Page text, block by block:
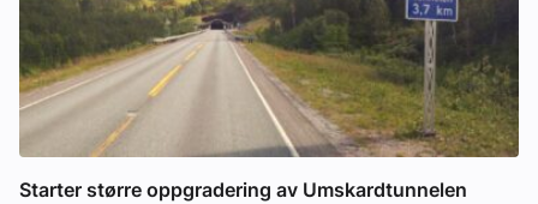
Starter større oppgradering av Umskardtunnelen